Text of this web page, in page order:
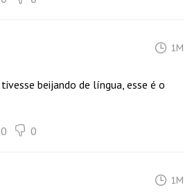
1M
beijando de língua, esse é o
0 0
1M